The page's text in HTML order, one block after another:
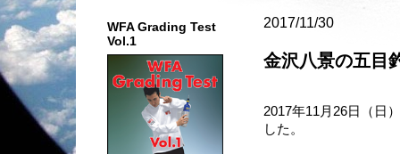
2017/11/30
金沢八景の五目
2017年11月26日（日
した。
WFA Grading Test
Vol.1